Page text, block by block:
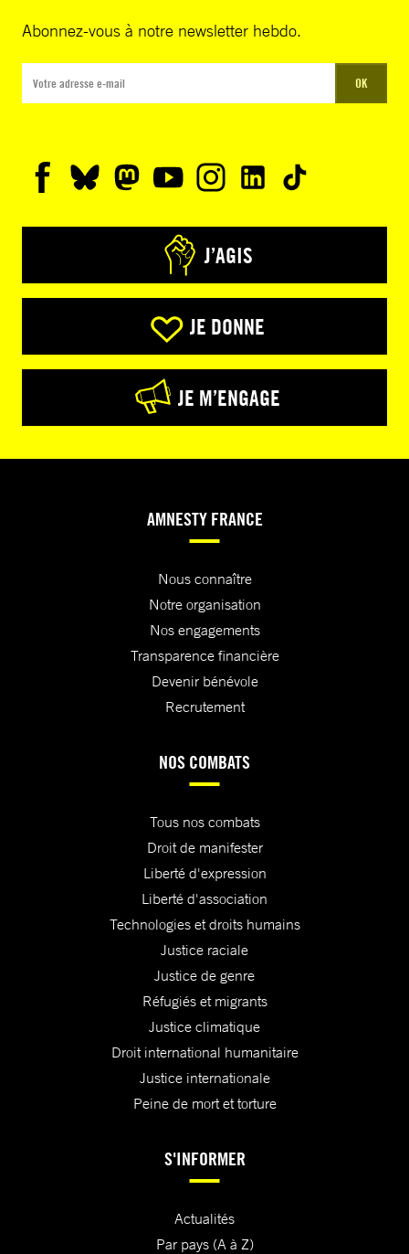
Abonnez-vous à notre newsletter hebdo.
OK
J’AGIS
JE DONNE
JE M’ENGAGE
AMNESTY FRANCE
Nous connaître
Notre organisation
Nos engagements
Transparence financière
Devenir bénévole
Recrutement
NOS COMBATS
Tous nos combats
Droit de manifester
Liberté d'expression
Liberté d'association
Technologies et droits humains
Justice raciale
Justice de genre
Réfugiés et migrants
Justice climatique
Droit international humanitaire
Justice internationale
Peine de mort et torture
S'INFORMER
Actualités
Par pays (A à Z)